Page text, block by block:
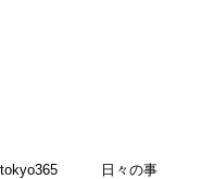
tokyo365 日々の事